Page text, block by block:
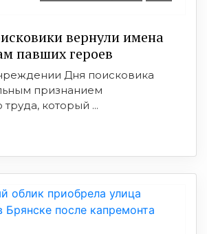
вернули имена
павших героев
Дня поисковика
признанием
труда, который ...